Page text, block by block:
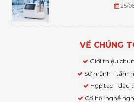
25/
VỀ CHÚNG
Giới thiệu
Sứ mệnh - tầm
Hợp tác - đầu
Cơ hội nghề